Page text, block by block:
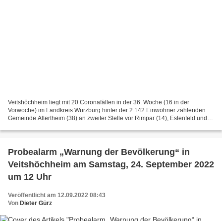
Veitshöchheim liegt mit 20 Coronafällen in der 36. Woche (16 in der
Vorwoche) im Landkreis Würzburg hinter der 2.142 Einwohner zählenden
Gemeinde Altertheim (38) an zweiter Stelle vor Rimpar (14), Estenfeld und
Probealarm „Warnung der Bevölkerung“ in
Veitshöchheim am Samstag, 24. September 2022
um 12 Uhr
Veröffentlicht am 12.09.2022 08:43
Von Dieter Gürz